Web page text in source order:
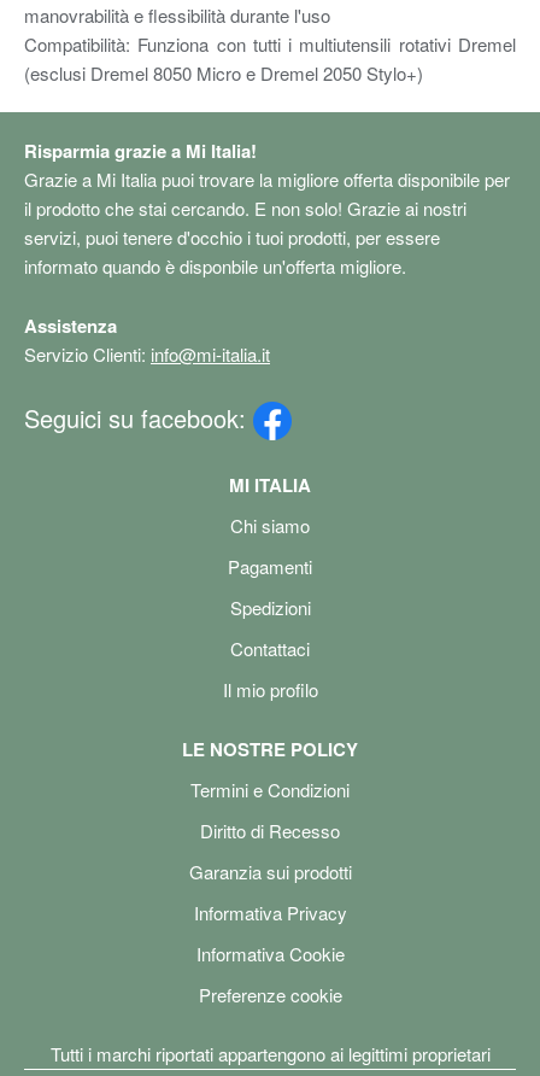
manovrabilità e flessibilità durante l'uso
Compatibilità: Funziona con tutti i multiutensili rotativi Dremel
(esclusi Dremel 8050 Micro e Dremel 2050 Stylo+)
Risparmia grazie a Mi Italia!
Grazie a Mi Italia puoi trovare la migliore offerta disponibile per
il prodotto che stai cercando. E non solo! Grazie ai nostri
servizi, puoi tenere d'occhio i tuoi prodotti, per essere
informato quando è disponbile un'offerta migliore.
Assistenza
Servizio Clienti: info@mi-italia.it
Seguici su facebook:
MI ITALIA
Chi siamo
Pagamenti
Spedizioni
Contattaci
Il mio profilo
LE NOSTRE POLICY
Termini e Condizioni
Diritto di Recesso
Garanzia sui prodotti
Informativa Privacy
Informativa Cookie
Preferenze cookie
Tutti i marchi riportati appartengono ai legittimi proprietari